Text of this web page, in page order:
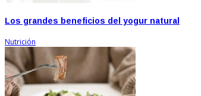
Los grandes beneficios del yogur natural
Nutrición